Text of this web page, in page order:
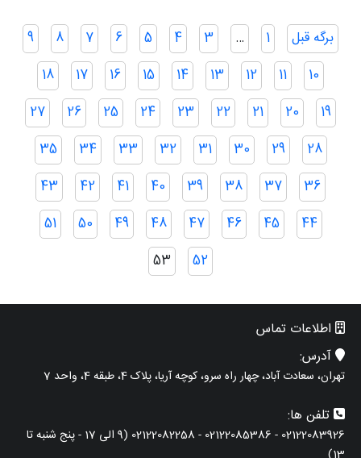
صفحه‌بندی
نوشته‌ها
برگه قبل 1
…
3
4
5
6
7
8
9
10
11
12
13
14
15
16
17
18
19
20
21
22
23
24
25
26
27
28
29
30
31
32
33
34
35
36
37
38
39
40
41
42
43
44
45
46
47
48
49
50
51
52
53
اطلاعات تماس
آدرس:
تهران، سعادت آباد، چهار راه سرو، کوچه آریا، پلاک 4، طبقه 4، واحد 7
تلفن ها:
02122083926 - 02122085386 - 02122082258 (9 الی 17 - پنج شنبه تا